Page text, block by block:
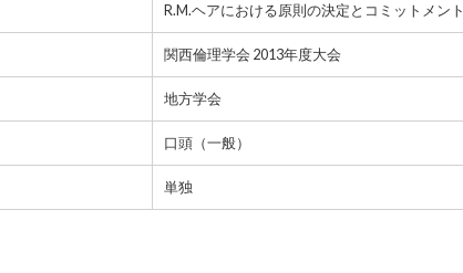
R.M.ヘアにおける原則の決定とコミットメント
関西倫理学会 2013年度大会
地方学会
口頭（一般）
単独